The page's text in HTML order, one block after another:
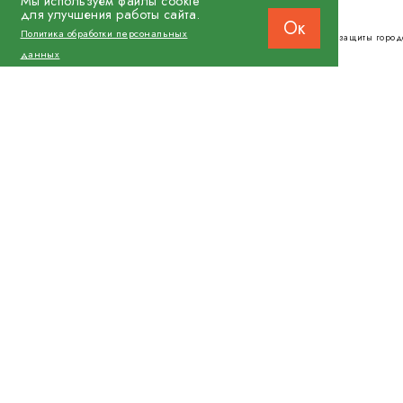
© 2026 Фонд защиты
для улучшения работы сайта.
Политика обработки персональных
данных
Ок